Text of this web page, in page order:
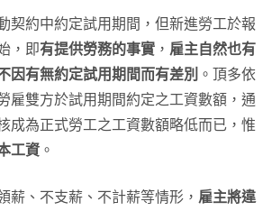
契約中約定試用期間，但新進勞工於報
，即有提供勞務的事實 ， 雇主自然也有
因有無約定試用期間而有差別 。頂多依
雇雙方於試用期間約定之工資數額，通
成為正式勞工之工資數額略低而已，惟
工資 。
薪、不支薪、不計薪等情形， 雇主將違